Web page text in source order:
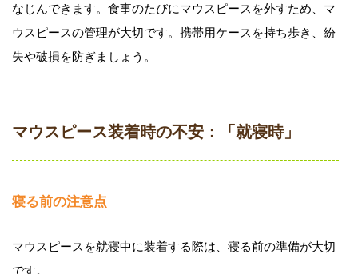
なじんできます。食事のたびにマウスピースを外すため、マ
ウスピースの管理が大切です。携帯用ケースを持ち歩き、紛
失や破損を防ぎましょう。
マウスピース装着時の不安：「就寝時」
寝る前の注意点
マウスピースを就寝中に装着する際は、寝る前の準備が大切
です。